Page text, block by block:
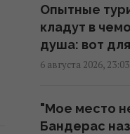
Китай
деревьями:
20:52 четверг, 06
Опытные
кладут в
душа: вот
6 августа 2026, 23:03
"Мое место
Бандерас